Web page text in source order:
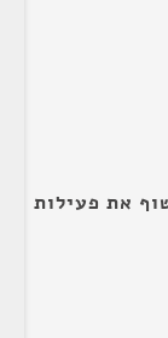
את פעילות